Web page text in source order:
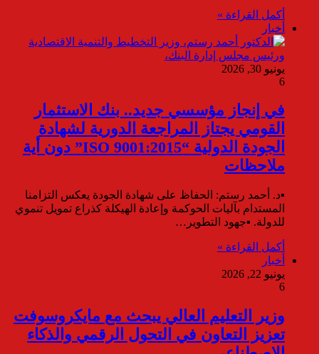
أكمل القراءة »
أخبار
يونيو 30, 2026
6
في إنجاز مؤسسي جديد.. بنك الاستثمار
القومي يجتاز المراجعة الدورية لشهادة
الجودة الدولية “ISO 9001:2015” دون أية
ملاحظات
▪︎د. أحمد رستم: الحفاظ على شهادة الجودة يعكس التزامنا
المستدام بآليات الحوكمة وإعادة الهيكلة كذراع تمويل تنموي
للدولة. ▪︎جهود التطوير…
أكمل القراءة »
أخبار
يونيو 22, 2026
6
وزير التعليم العالي يبحث مع مايكروسوفت
تعزيز التعاون في التحول الرقمي والذكاء